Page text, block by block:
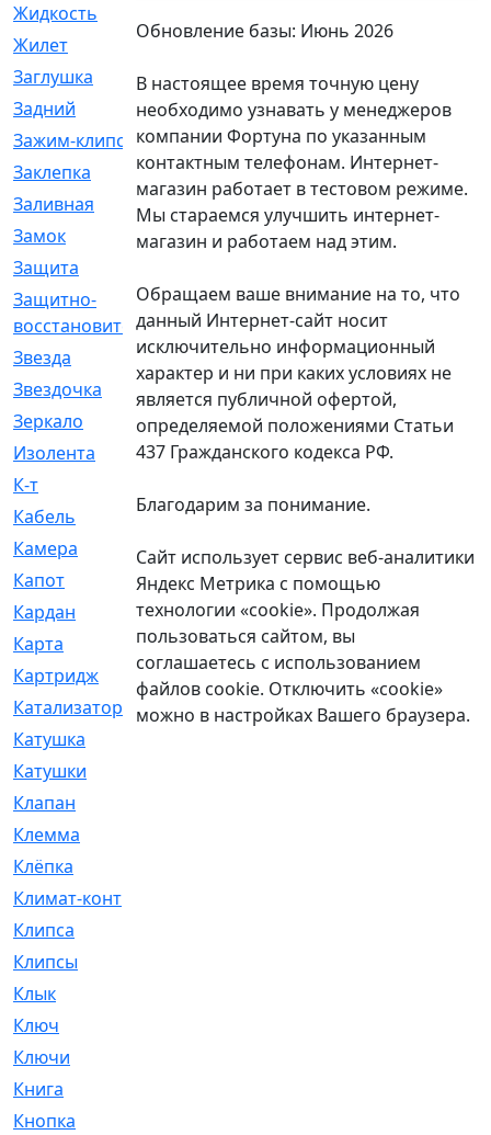
Жидкость
Жилет
[1]
Заглушка
[21]
Задний
[528]
Зажим-клипса
[1]
Заклепка
[1]
Заливная
[4]
Замок
[12]
Защита
Защитно-
восстановительный
[4]
Звезда
[1]
Звездочка
[5]
Зеркало
[369]
Изолента
[1]
К-т
Кабель
[50]
Камера
[4]
Капот
[144]
Кардан
[131]
Карта
[2]
Картридж
[250]
Катализатор
[1]
Катушка
Катушки
Клапан
Клемма
Клёпка
Климат-контроль
Клипса
Клипсы
Клык
Ключ
Ключи
Книга
Кнопка
Обновление базы: Июнь 2026
В настоящее время точную цену
необходимо узнавать у менеджеров
компании Фортуна по указанным
контактным телефонам. Интернет-
магазин работает в тестовом режиме.
Мы стараемся улучшить интернет-
магазин и работаем над этим.
Обращаем ваше внимание на то, что
данный Интернет-сайт носит
исключительно информационный
характер и ни при каких условиях не
является публичной офертой,
определяемой положениями Статьи
437 Гражданского кодекса РФ.
Благодарим за понимание.
Сайт использует сервис веб-аналитики
Яндекс Метрика с помощью
технологии «cookie». Продолжая
пользоваться сайтом, вы
соглашаетесь с использованием
файлов cookie. Отключить «cookie»
можно в настройках Вашего браузера.